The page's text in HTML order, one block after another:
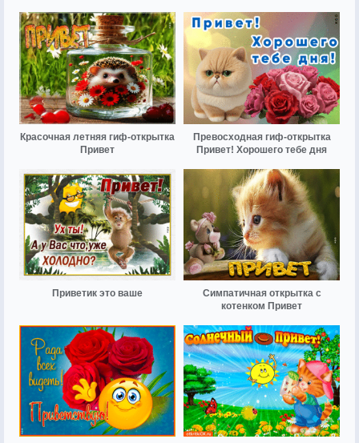
Красочная летняя гиф-открытка
Привет
Превосходная гиф-открытка
Привет! Хорошего тебе дня
Приветик это ваше
Симпатичная открытка с
котенком Привет